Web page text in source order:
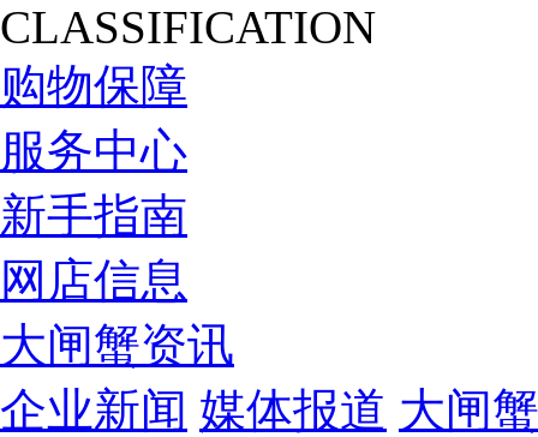
CLASSIFICATION
购物保障
服务中心
新手指南
网店信息
大闸蟹资讯
企业新闻 媒体报道 大闸